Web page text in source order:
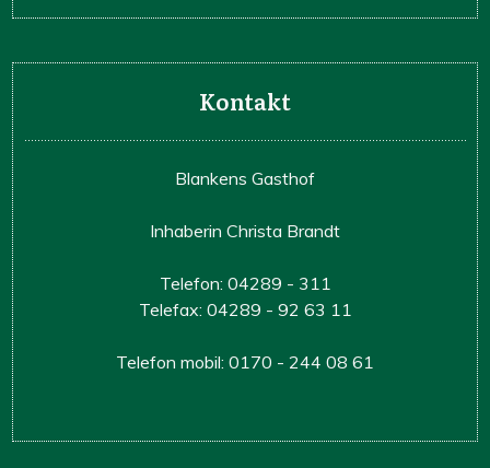
Kontakt
Blankens Gasthof
Inhaberin Christa Brandt
Telefon: 04289 - 311
Telefax: 04289 - 92 63 11
Telefon mobil: 0170 - 244 08 61